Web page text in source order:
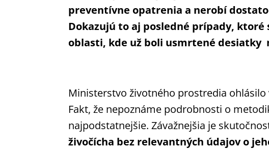
preventívne opatrenia a nerobí
Dokazujú to aj posledné prípady, ktoré
oblasti, kde už boli usmrtené desiatky
Ministerstvo životného prostredia
Fakt, že nepoznáme podrobnosti o
najpodstatnejšie. Závažnejšia je
živočícha bez relevantných údajov o